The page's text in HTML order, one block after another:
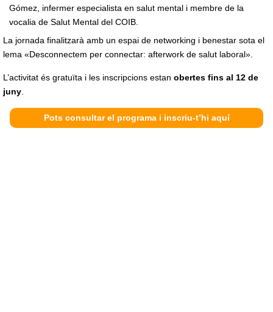
Gómez, infermer especialista en salut mental i membre de la
vocalia de Salut Mental del COIB.
La jornada finalitzarà amb un espai de networking i benestar sota el
lema «Desconnectem per connectar: afterwork de salut laboral».
L’activitat és gratuïta i les inscripcions estan obertes fins al 12 de
juny.
Pots consultar el programa i inscriu-t’hi aquí